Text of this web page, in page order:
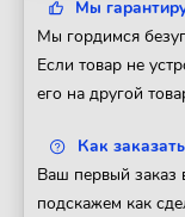
Мы
Мы гордимся
Если товар не
его на другой
Как заказать
Ваш первый заказ
подскажем как